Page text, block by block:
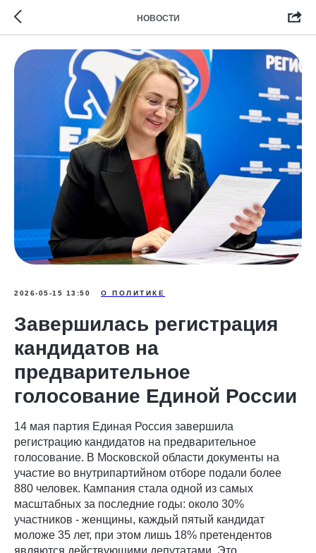
НОВОСТИ
2026-05-15 13:50 О ПОЛИТИКЕ
Завершилась регистрация
кандидатов на
предварительное
голосование Единой России
14 мая партия Единая Россия завершила
регистрацию кандидатов на предварительное
голосование. В Московской области документы на
участие во внутрипартийном отборе подали более
880 человек. Кампания стала одной из самых
масштабных за последние годы: около 30%
участников - женщины, каждый пятый кандидат
моложе 35 лет, при этом лишь 18% претендентов